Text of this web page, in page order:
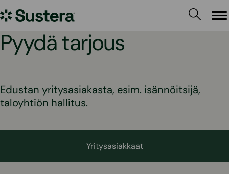
sisältöön
Sustera
Pyydä tarjous
Edustan yritysasiakasta, esim. isännöitsijä,
taloyhtiön hallitus.
Yritysasiakkaat